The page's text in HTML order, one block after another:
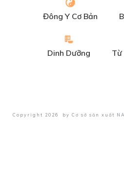
Đông Y Cơ Bản
Dinh Dưỡng Từ
Copyright 2026 by Cơ sở sản xuất